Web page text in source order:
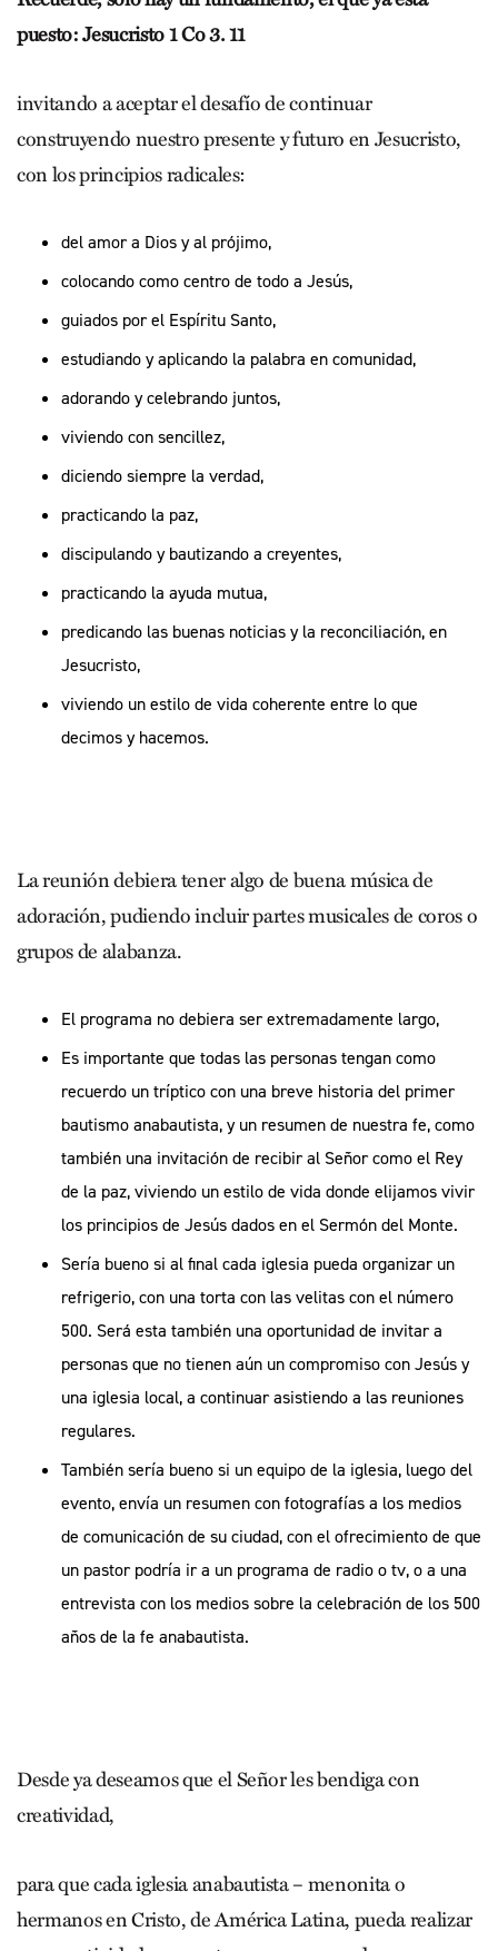
puesto: Jesucristo 1 Co 3. 11
invitando a aceptar el desafío de continuar
construyendo nuestro presente y futuro en Jesucristo,
con los principios radicales:
del amor a Dios y al prójimo,
colocando como centro de todo a Jesús,
guiados por el Espíritu Santo,
estudiando y aplicando la palabra en comunidad,
adorando y celebrando juntos,
viviendo con sencillez,
diciendo siempre la verdad,
practicando la paz,
discipulando y bautizando a creyentes,
practicando la ayuda mutua,
predicando las buenas noticias y la reconciliación, en
Jesucristo,
viviendo un estilo de vida coherente entre lo que
decimos y hacemos.
La reunión debiera tener algo de buena música de
adoración, pudiendo incluir partes musicales de coros o
grupos de alabanza.
El programa no debiera ser extremadamente largo,
Es importante que todas las personas tengan como
recuerdo un tríptico con una breve historia del primer
bautismo anabautista, y un resumen de nuestra fe, como
también una invitación de recibir al Señor como el Rey
de la paz, viviendo un estilo de vida donde elijamos vivir
los principios de Jesús dados en el Sermón del Monte.
Sería bueno si al final cada iglesia pueda organizar un
refrigerio, con una torta con las velitas con el número
500. Será esta también una oportunidad de invitar a
personas que no tienen aún un compromiso con Jesús y
una iglesia local, a continuar asistiendo a las reuniones
regulares.
También sería bueno si un equipo de la iglesia, luego del
evento, envía un resumen con fotografías a los medios
de comunicación de su ciudad, con el ofrecimiento de que
un pastor podría ir a un programa de radio o tv, o a una
entrevista con los medios sobre la celebración de los 500
años de la fe anabautista.
Desde ya deseamos que el Señor les bendiga con
creatividad,
para que cada iglesia anabautista – menonita o
hermanos en Cristo, de América Latina, pueda realizar